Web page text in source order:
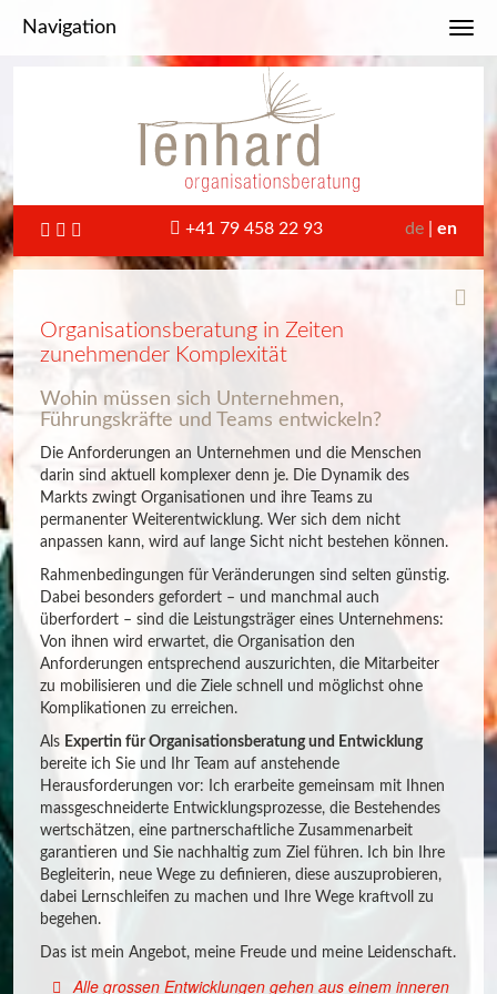
Navigation
+41 79 458 22 93 de en
Organisationsberatung in Zeiten
zunehmender Komplexität
Wohin müssen sich Unternehmen,
Führungskräfte und Teams entwickeln?
Die Anforderungen an Unternehmen und die Menschen
darin sind aktuell komplexer denn je. Die Dynamik des
Markts zwingt Organisationen und ihre Teams zu
permanenter Weiterentwicklung. Wer sich dem nicht
anpassen kann, wird auf lange Sicht nicht bestehen können.
Rahmenbedingungen für Veränderungen sind selten günstig.
Dabei besonders gefordert – und manchmal auch
überfordert – sind die Leistungsträger eines Unternehmens:
Von ihnen wird erwartet, die Organisation den
Anforderungen entsprechend auszurichten, die Mitarbeiter
zu mobilisieren und die Ziele schnell und möglichst ohne
Komplikationen zu erreichen.
Als Expertin für Organisationsberatung und Entwicklung
bereite ich Sie und Ihr Team auf anstehende
Herausforderungen vor: Ich erarbeite gemeinsam mit Ihnen
massgeschneiderte Entwicklungsprozesse, die Bestehendes
wertschätzen, eine partnerschaftliche Zusammenarbeit
garantieren und Sie nachhaltig zum Ziel führen. Ich bin Ihre
Begleiterin, neue Wege zu definieren, diese auszuprobieren,
dabei Lernschleifen zu machen und Ihre Wege kraftvoll zu
begehen.
Das ist mein Angebot, meine Freude und meine Leidenschaft.
Alle grossen Entwicklungen gehen aus einem inneren